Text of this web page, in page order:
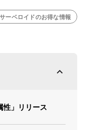
サーベロイドのお得な情報
性」リリース